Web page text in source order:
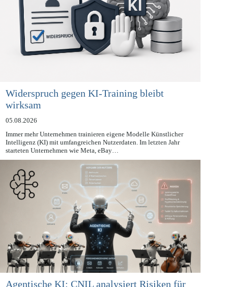
Widerspruch gegen KI-Training bleibt
wirksam
05.08.2026
Immer mehr Unternehmen trainieren eigene Modelle Künstlicher
Intelligenz (KI) mit umfangreichen Nutzerdaten. Im letzten Jahr
starteten Unternehmen wie Meta, eBay…